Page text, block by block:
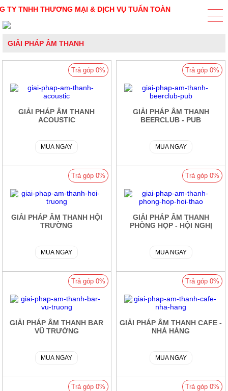
TNHH THƯƠNG MẠI & DỊCH VỤ TUẤN TOÀN
GIẢI PHÁP ÂM THANH
Trả góp 0%
GIẢI PHÁP ÂM THANH
ACOUSTIC
MUA NGAY
Trả góp 0%
GIẢI PHÁP ÂM THANH
BEERCLUB - PUB
MUA NGAY
Trả góp 0%
GIẢI PHÁP ÂM THANH HỘI
TRƯỜNG
MUA NGAY
Trả góp 0%
GIẢI PHÁP ÂM THANH
PHÒNG HỌP - HỘI NGHỊ
MUA NGAY
Trả góp 0%
GIẢI PHÁP ÂM THANH BAR
VŨ TRƯỜNG
MUA NGAY
Trả góp 0%
GIẢI PHÁP ÂM THANH CAFE -
NHÀ HÀNG
MUA NGAY
Trả góp 0% Trả góp 0%